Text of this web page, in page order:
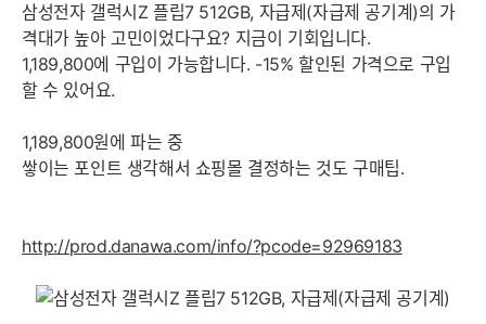
삼성전자 갤럭시Z 플립7 512GB, 자급제(자급제 공기계)의 가
격대가 높아 고민이었다구요? 지금이 기회입니다.
1,189,800에 구입이 가능합니다. -15% 할인된 가격으로 구입
할 수 있어요.
1,189,800원에 파는 중
쌓이는 포인트 생각해서 쇼핑몰 결정하는 것도 구매팁.
http://prod.danawa.com/info/?pcode=92969183